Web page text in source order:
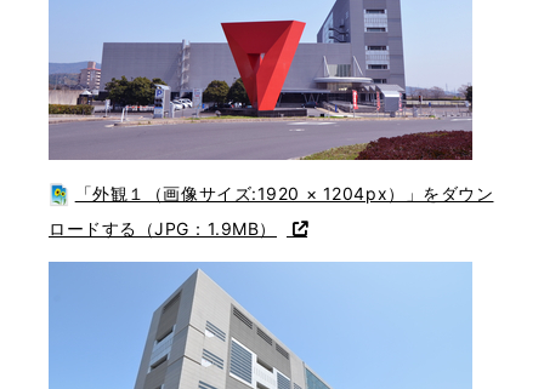
「外観１（画像サイズ:1920 × 1204px）」をダウン
ロードする（JPG：1.9MB）